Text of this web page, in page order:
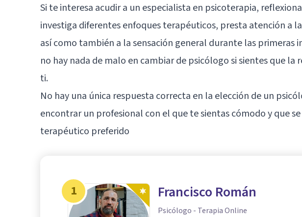
Si te interesa acudir a un especialista en psicoterapia,
investiga diferentes enfoques terapéuticos, presta atención a
así como también a la sensación general durante las primeras
no hay nada de malo en cambiar de psicólogo si sientes que la
ti.
No hay una única respuesta correcta en la elección de un
encontrar un profesional con el que te sientas cómodo y que
terapéutico preferido
1 Francisco Román
Psicólogo - Terapia Online